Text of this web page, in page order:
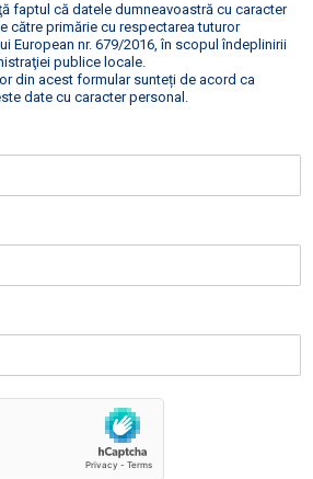
faptul că datele dumneavoastră cu caracter
către primărie cu respectarea tuturor
European nr. 679/2016, în scopul îndeplinirii
publice locale.
din acest formular sunteți de acord ca
date cu caracter personal.